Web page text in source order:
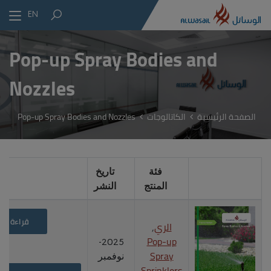
EN
Pop-up Spray Bodies and
Nozzles
الصفحة الرئيسية الكاتالوجات Pop-up Spray Bodies and Nozzles
فئة
المنتج
تاريخ
النشر
الري
Pop-up
Spray
2025-
نوفمبر
قراءة